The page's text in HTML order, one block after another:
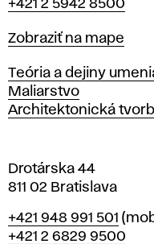
a
i
l
a
v
+421 2 5942 8500
Mapa
Zobraziť na mape
Katedry
Teória a dejiny
Maliarstvo
Architektonická
Drotárska 44
811 02 Bratislava
Telefón
+421 948 991 501
+421 2 6829 9500